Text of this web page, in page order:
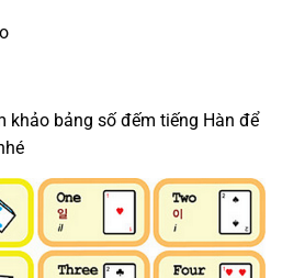
khảo bảng số đếm tiếng Hàn để